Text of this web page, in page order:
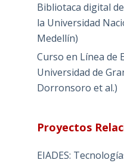
Bibliotaca digital
la Universidad
Medellín)
Curso en Línea de
Universidad de
Dorronsoro et al.)
Proyectos
EIADES: